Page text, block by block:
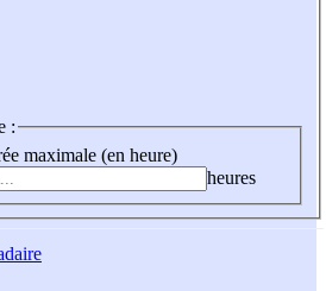
:
maximale (en heure)
heures